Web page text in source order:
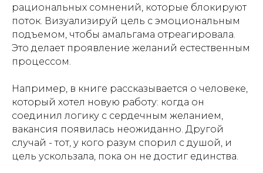
рациональных сомнений, которые блокируют
поток. Визуализируй цель с эмоциональным
подъемом, чтобы амальгама отреагировала.
Это делает проявление желаний естественным
процессом.
Например, в книге рассказывается о человеке,
который хотел новую работу: когда он
соединил логику с сердечным желанием,
вакансия появилась неожиданно. Другой
случай - тот, у кого разум спорил с душой, и
цель ускользала, пока он не достиг единства.